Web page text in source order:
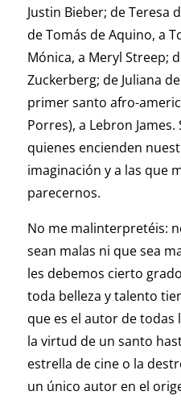
Justin Bieber; de Teresa
de Tomás de Aquino, a
Mónica, a Meryl Streep;
Zuckerberg; de Juliana
primer santo afro-
Porres), a Lebron
quienes encienden
imaginación y a las que
parecernos.
No me malinterpretéis:
sean malas ni que sea
les debemos cierto
toda belleza y talento
que es el autor de todas
la virtud de un santo
estrella de cine o la
un único autor en el